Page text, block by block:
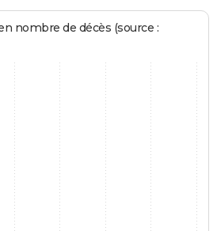
nombre de décès (source :